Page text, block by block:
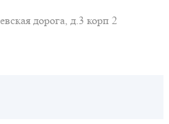
дорога, д.3 корп 2